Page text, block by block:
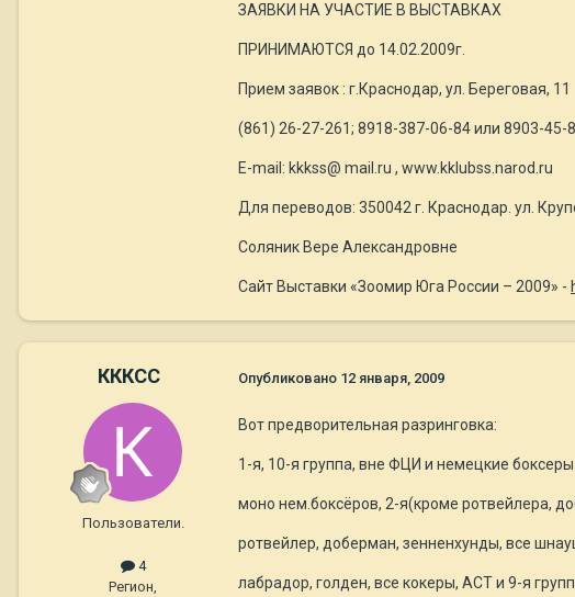
ЗАЯВКИ НА УЧАСТИЕ В ВЫСТАВКАХ
ПРИНИМАЮТСЯ до 14.02.2009г.
Прием заявок : г.Краснодар, ул. Береговая, 11
(861) 26-27-261; 8918-387-06-84 или 8903-45-
E-mail: kkkss@ mail.ru , www.kklubss.narod.ru
Для переводов: 350042 г. Краснодар. ул.
Соляник Вере Александровне
Сайт Выставки «Зоомир Юга России – 2009» -
КККСС
Пользователи.
4
Регион,
Опубликовано 12 января, 2009
Вот предворительная разринговка:
1-я, 10-я группа, вне ФЦИ и немецкие
моно нем.боксёров, 2-я(кроме ротвейлера,
ротвейлер, доберман, зенненхунды, все
лабрадор, голден, все кокеры, АСТ и 9-я